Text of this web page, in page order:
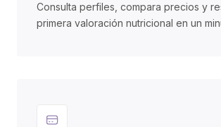
Consulta perfiles, compara precios y
primera valoración nutricional en un